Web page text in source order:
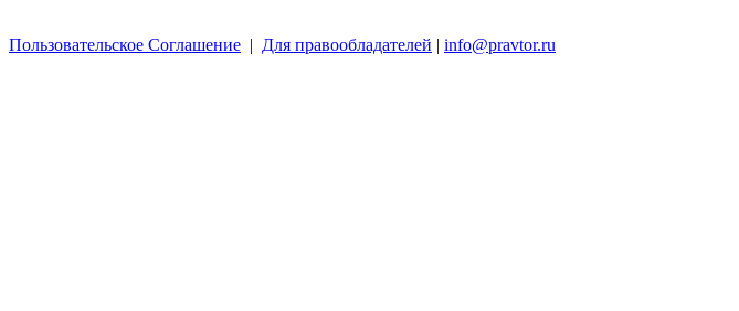
Пользовательское Соглашение | Для правообладателей | info@pravtor.ru